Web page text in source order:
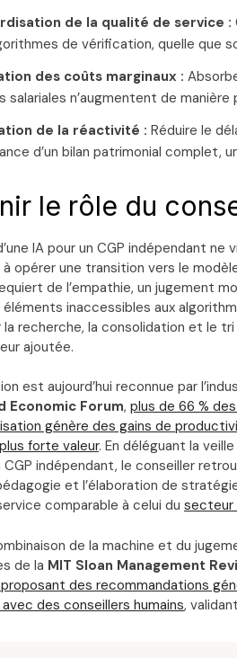
de la qualité de service :
de vérification, quelle que
des coûts marginaux :
salariales n’augmentent de manière
de la réactivité : Réduire le
d’un bilan patrimonial complet,
le rôle du
IA pour un CGP indépendant
à opérer une transition vers le
de l’empathie, un jugement
éléments inaccessibles aux
recherche, la consolidation et le
ajoutée.
est aujourd’hui reconnue par
Economic Forum, plus de 66 %
génère des gains de
forte valeur. En déléguant la
CGP indépendant, le conseiller
et l’élaboration de
comparable à celui du secteur
de la machine et du
de la MIT Sloan Management
des recommandations
des conseillers humains,